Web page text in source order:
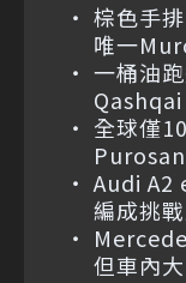
棕色手
唯一
一桶油
全球僅
Audi A2
編成挑
但車內